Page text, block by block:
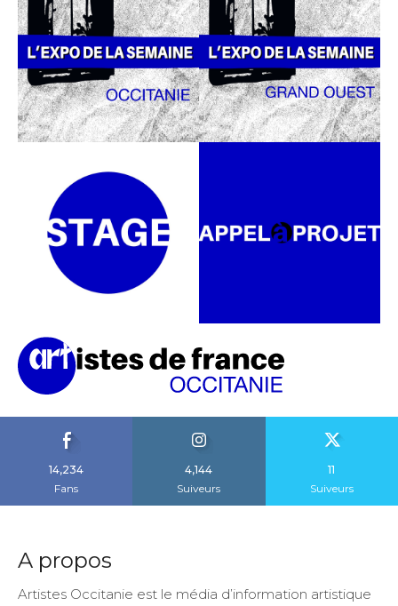
14,234
Fans
4,144
Suiveurs
11
Suiveurs
A propos
Artistes Occitanie est le média d’information artistique